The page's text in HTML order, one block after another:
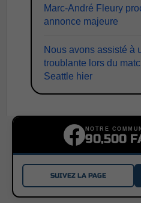
Marc-André Fleury
annonce majeure
Nous avons assisté à
troublante lors du
Seattle hier
NOTRE
90,500
SUIVEZ LA PAGE